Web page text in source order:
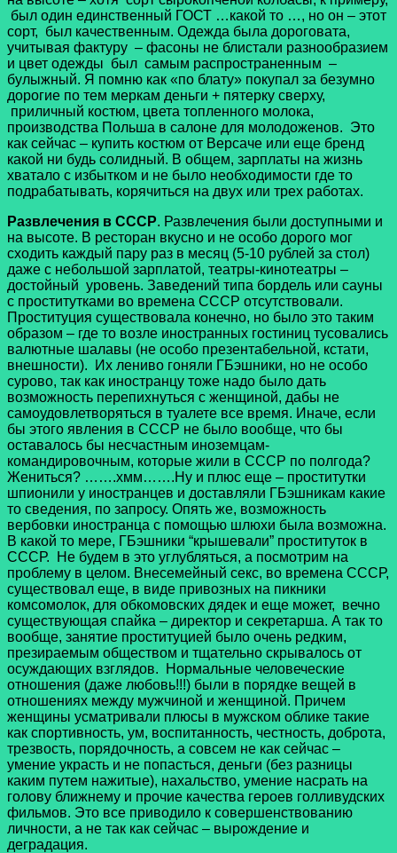
был один единственный ГОСТ …какой то …, но он – этот
сорт, был качественным. Одежда была дороговата,
учитывая фактуру – фасоны не блистали разнообразием
и цвет одежды был самым распространенным –
булыжный. Я помню как «по блату» покупал за безумно
дорогие по тем меркам деньги + пятерку сверху,
приличный костюм, цвета топленного молока,
производства Польша в салоне для молодоженов. Это
как сейчас – купить костюм от Версаче или еще бренд
какой ни будь солидный. В общем, зарплаты на жизнь
хватало с избытком и не было необходимости где то
подрабатывать, корячиться на двух или трех работах.
Развлечения в СССР. Развлечения были доступными и
на высоте. В ресторан вкусно и не особо дорого мог
сходить каждый пару раз в месяц (5-10 рублей за стол)
даже с небольшой зарплатой, театры-кинотеатры –
достойный уровень. Заведений типа бордель или сауны
с проститутками во времена СССР отсутствовали.
Проституция существовала конечно, но было это таким
образом – где то возле иностранных гостиниц тусовались
валютные шалавы (не особо презентабельной, кстати,
внешности). Их лениво гоняли ГБэшники, но не особо
сурово, так как иностранцу тоже надо было дать
возможность перепихнуться с женщиной, дабы не
самоудовлетворяться в туалете все время. Иначе, если
бы этого явления в СССР не было вообще, что бы
оставалось бы несчастным иноземцам-
командировочным, которые жили в СССР по полгода?
Жениться? …….хмм…….Ну и плюс еще – проститутки
шпионили у иностранцев и доставляли ГБэшникам какие
то сведения, по запросу. Опять же, возможность
вербовки иностранца с помощью шлюхи была возможна.
В какой то мере, ГБэшники “крышевали” проституток в
СССР. Не будем в это углубляться, а посмотрим на
проблему в целом. Внесемейный секс, во времена СССР,
существовал еще, в виде привозных на пикники
комсомолок, для обкомовских дядек и еще может, вечно
существующая спайка – директор и секретарша. А так то
вообще, занятие проституцией было очень редким,
презираемым обществом и тщательно скрывалось от
осуждающих взглядов. Нормальные человеческие
отношения (даже любовь!!!) были в порядке вещей в
отношениях между мужчиной и женщиной. Причем
женщины усматривали плюсы в мужском облике такие
как спортивность, ум, воспитанность, честность, доброта,
трезвость, порядочность, а совсем не как сейчас –
умение украсть и не попасться, деньги (без разницы
каким путем нажитые), нахальство, умение насрать на
голову ближнему и прочие качества героев голливудских
фильмов. Это все приводило к совершенствованию
личности, а не так как сейчас – вырождение и
деградация.